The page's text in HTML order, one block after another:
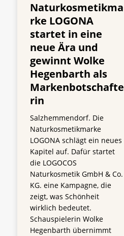
Naturkosmetikma
rke LOGONA
startet in eine
neue Ära und
gewinnt Wolke
Hegenbarth als
Markenbotschafte
rin
Salzhemmendorf. Die
Naturkosmetikmarke
LOGONA schlägt ein neues
Kapitel auf. Dafür startet
die LOGOCOS
Naturkosmetik GmbH & Co.
KG. eine Kampagne, die
zeigt, was Schönheit
wirklich bedeutet.
Schauspielerin Wolke
Hegenbarth übernimmt